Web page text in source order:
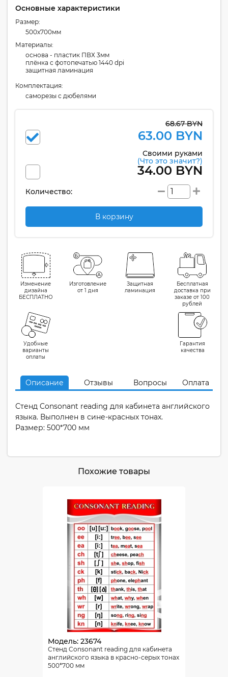
Основные характеристики
Размер:
500x700мм
Материалы:
основа - пластик ПВХ 3мм
плёнка с фотопечатью 1440 dpi
защитная ламинация
Комплектация:
cаморезы с дюбелями
68.67 BYN
63.00 BYN
Своими руками
(Что это значит?)
34.00 BYN
Количество:
В корзину
Изменение
дизайна
БЕСПЛАТНО
Изготовление
от 1 дня
Защитная
ламинация
Бесплатная
доставка при
заказе от 100
рублей
Удобные
варианты
оплаты
Гарантия
качества
Описание Отзывы Вопросы Оплата
Стенд Consonant reading для кабинета английского
языка. Выполнен в сине-красных тонах.
Размер: 500*700 мм
Похожие товары
Модель: 23674
Стенд Consonant reading для кабинета
английского языка в красно-серых тонах
500*700 мм